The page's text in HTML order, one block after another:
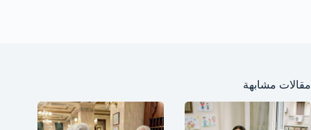
مقالات مشابهة